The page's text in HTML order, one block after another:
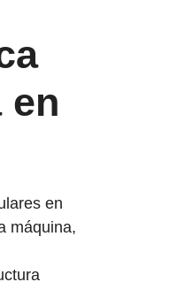
en
en
máquina,